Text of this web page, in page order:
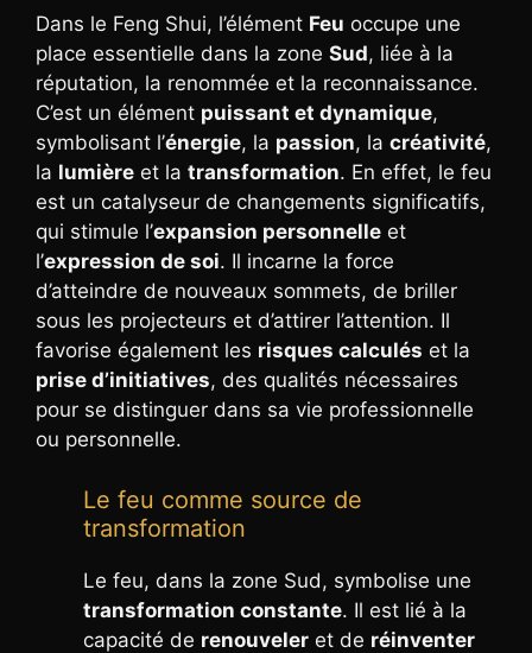
Dans le Feng Shui, l’élément Feu occupe une
place essentielle dans la zone Sud, liée à la
réputation, la renommée et la reconnaissance.
C’est un élément puissant et dynamique,
symbolisant l’énergie, la passion, la créativité,
la lumière et la transformation. En effet, le feu
est un catalyseur de changements significatifs,
qui stimule l’expansion personnelle et
l’expression de soi. Il incarne la force
d’atteindre de nouveaux sommets, de briller
sous les projecteurs et d’attirer l’attention. Il
favorise également les risques calculés et la
prise d’initiatives, des qualités nécessaires
pour se distinguer dans sa vie professionnelle
ou personnelle.
Le feu comme source de
transformation
Le feu, dans la zone Sud, symbolise une
transformation constante. Il est lié à la
capacité de renouveler et de réinventer